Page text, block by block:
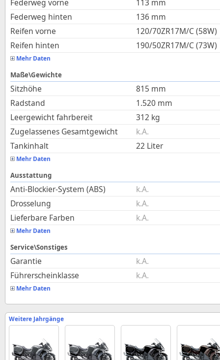
Federweg vorne
113 mm
Federweg hinten
136 mm
Reifen vorne
120/70ZR17M/C (58W)
Reifen hinten
190/50ZR17M/C (73W)
Mehr Daten
Maße\Gewichte
Sitzhöhe 815 mm
Radstand
1.520 mm
Leergewicht fahrbereit
312 kg
Zugelassenes Gesamtgewicht
k.A.
Tankinhalt
22 Liter
Mehr Daten
Ausstattung
Anti-Blockier-System (ABS)
k.A.
Drosselung
k.A.
Lieferbare Farben
k.A.
Mehr Daten
Service\Sonstiges
Garantie
k.A.
Führerscheinklasse
k.A.
Mehr Daten
Weitere Jahrgänge